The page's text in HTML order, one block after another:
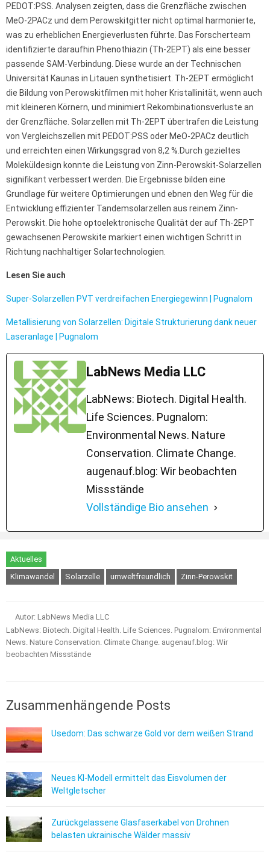
PEDOT:PSS. Analysen zeigten, dass die Grenzfläche zwischen
MeO-2PACz und dem Perowskitgitter nicht optimal harmonierte,
was zu erheblichen Energieverlusten führte. Das Forscherteam
identifizierte daraufhin Phenothiazin (Th-2EPT) als eine besser
passende SAM-Verbindung. Diese wurde an der Technischen
Universität Kaunas in Litauen synthetisiert. Th-2EPT ermöglicht
die Bildung von Perowskitfilmen mit hoher Kristallinität, wenn auch
mit kleineren Körnern, und minimiert Rekombinationsverluste an
der Grenzfläche. Solarzellen mit Th-2EPT übertrafen die Leistung
von Vergleichszellen mit PEDOT:PSS oder MeO-2PACz deutlich
und erreichten einen Wirkungsgrad von 8,2 %.Durch gezieltes
Moleküldesign konnte die Leistung von Zinn-Perowskit-Solarzellen
signifikant verbessert werden. Die Ergebnisse bilden eine
Grundlage für weitere Optimierungen und ebnen den Weg für die
Entwicklung effizienter Tandemsolarzellen aus reinem Zinn-
Perowskit. Die hohe optoelektronische Qualität der auf Th-2EPT
gewachsenen Perowskite markiert einen wichtigen Schritt in
Richtung nachhaltiger Solartechnologien.
Lesen Sie auch
Super-Solarzellen PVT verdreifachen Energiegewinn | Pugnalom
Metallisierung von Solarzellen: Digitale Strukturierung dank neuer
Laseranlage | Pugnalom
LabNews Media LLC
LabNews: Biotech. Digital Health.
Life Sciences. Pugnalom:
Environmental News. Nature
Conservation. Climate Change.
augenauf.blog: Wir beobachten
Missstände
Vollständige Bio ansehen
Aktuelles
Klimawandel
Solarzelle umweltfreundlich Zinn-Perowskit
Autor: LabNews Media LLC
LabNews: Biotech. Digital Health. Life Sciences. Pugnalom: Environmental
News. Nature Conservation. Climate Change. augenauf.blog: Wir
beobachten Missstände
Zusammenhängende Posts
Usedom: Das schwarze Gold vor dem weißen Strand
Neues KI-Modell ermittelt das Eisvolumen der
Weltgletscher
Zurückgelassene Glasfaserkabel von Drohnen
belasten ukrainische Wälder massiv